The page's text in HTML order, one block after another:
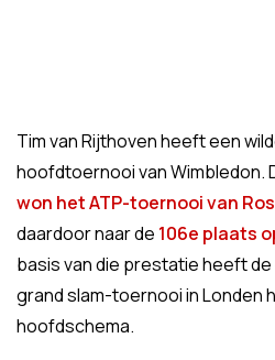
Tim van Rijthoven heeft een
hoofdtoernooi van Wimbledon.
won het ATP-toernooi van
daardoor naar de 106e plaats
basis van die prestatie heeft
grand slam-toernooi in Londen
hoofdschema.